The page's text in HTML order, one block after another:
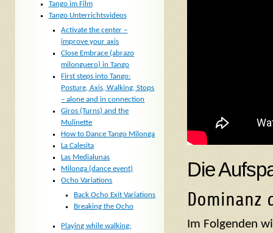
Die
Dominanz
Im Folgenden
Tango im Film
Tango Unterrichtsvideos
Activate the center –
improve your axis
Close Embrace (abrazo
milonguero) in Tango
First steps into Tango:
Posture, Axis, Walking, Stops
– alone and in connection
Giros (Turns) and the
Mulinette
How to Dance Tango Milonga
La Calesita
Las Medialunas
Milonga (dance event)
Ocho Variations
Back Ocho Exit Variations
Breaking the Ocho
Playing while walking: